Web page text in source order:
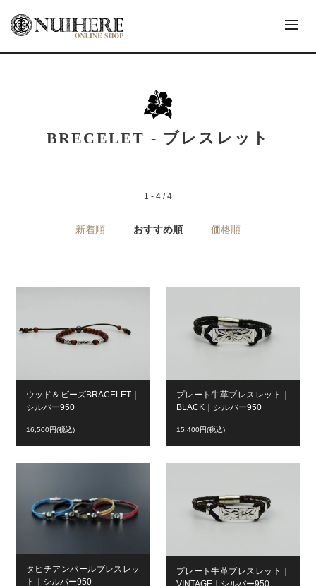
BRECELET - ブレスレット
1 - 4 / 4
新着順 おすすめ順 価格順
ウッド＆ビーズBRACELET｜
シルバー950
16,500円(税込)
プレート牛革ブレスレット｜
BLACK｜シルバー950
15,400円(税込)
タヒチアンパールブレスレッ
ト｜シルバー950
プレート牛革ブレスレット｜
VINTAGE｜シルバー950